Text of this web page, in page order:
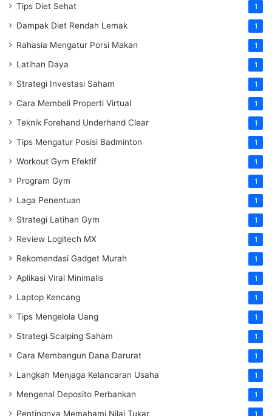
Tips Diet Sehat 1
Dampak Diet Rendah Lemak 1
Rahasia Mengatur Porsi Makan 1
Latihan Daya 1
Strategi Investasi Saham 1
Cara Membeli Properti Virtual 1
Teknik Forehand Underhand Clear 1
Tips Mengatur Posisi Badminton 1
Workout Gym Efektif 1
Program Gym 1
Laga Penentuan 1
Strategi Latihan Gym 1
Review Logitech MX 1
Rekomendasi Gadget Murah 1
Aplikasi Viral Minimalis 1
Laptop Kencang 1
Tips Mengelola Uang 1
Strategi Scalping Saham 1
Cara Membangun Dana Darurat 1
Langkah Menjaga Kelancaran Usaha 1
Mengenal Deposito Perbankan 1
Pentingnya Memahami Nilai Tukar 1